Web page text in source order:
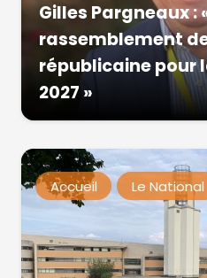
Gilles Pargneaux :
rassemblement
républicaine pour
2027 »
Accueil Le National